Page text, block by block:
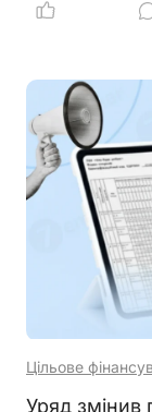
Цільове
Уряд змінив